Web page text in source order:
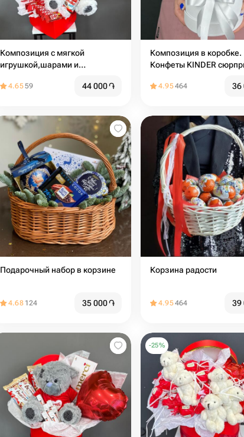
Композиция с мягкой
игрушкой,шарами и
4.6559 44 000֏
Композиция в коробке.
Конфеты KINDER
чупс и Хлопок (M)
4.95464 36
Подарочный набор в корзине
4.68 124 35 000֏
Корзина радости
4.95464 39
-25%